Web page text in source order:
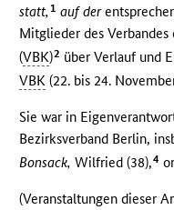
statt,1 auf der
Mitglieder des
(VBK)2 über Verlauf und
VBK (22. bis 24.
Sie war in
Bezirksverband Berlin,
Bonsack, Wilfried (38),4
(Veranstaltungen dieser